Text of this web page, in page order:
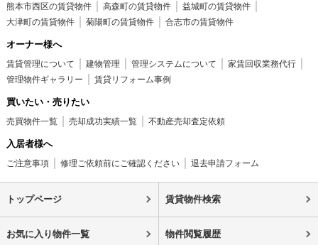
熊本市西区の賃貸物件
高森町の賃貸物件
益城町の賃貸物件
大津町の賃貸物件
菊陽町の賃貸物件 合志市の賃貸物件
オーナー様へ
賃貸管理について 建物管理 管理システムについて
家賃回収業務代行
管理物件ギャラリー
賃貸リフォーム事例
買いたい・売りたい
売買物件一覧 売却成功実績一覧 不動産売却査定依頼
入居者様へ
ご注意事項 修理ご依頼前にご確認ください 退去申請フォーム
トップページ 賃貸物件検索
お気に入り物件一覧 物件閲覧履歴